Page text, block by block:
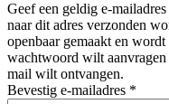
Geef een geldig e-
naar dit adres verzonden
openbaar gemaakt en
wachtwoord wilt
mail wilt ontvangen.
Bevestig e-mailadres *